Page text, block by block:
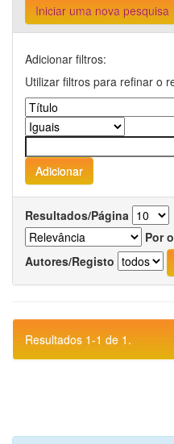
Iniciar uma nova pesquisa
Adicionar filtros:
Utilizar filtros para refinar o
Resultados/Página
Por
Autores/Registo
Resultados 1-1 de 1.